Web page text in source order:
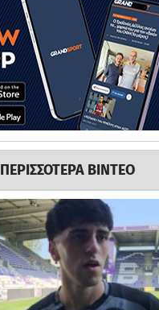
ΠΕΡΙΣΣΟΤΕΡΑ ΒΙΝΤΕΟ